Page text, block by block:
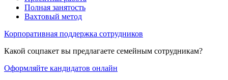
Полная занятость
Вахтовый метод
Корпоративная поддержка сотрудников
Какой соцпакет вы предлагаете семейным сотрудникам?
Оформляйте кандидатов онлайн